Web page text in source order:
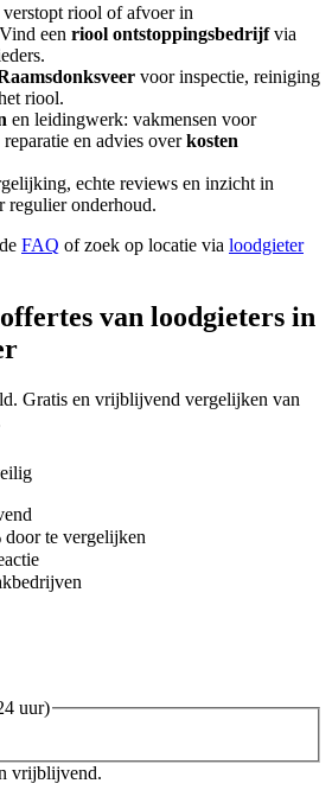
verstopt riool of afvoer in
een riool ontstoppingsbedrijfvia
voor inspectie, reiniging
riool.
en leidingwerk: vakmensen voor
en advies overkosten
echte reviews en inzicht in
onderhoud.
FAQ of zoek op locatie via loodgieter
van loodgieters in
Gratis en vrijblijvend vergelijken van
te vergelijken
uur)
vrijblijvend.